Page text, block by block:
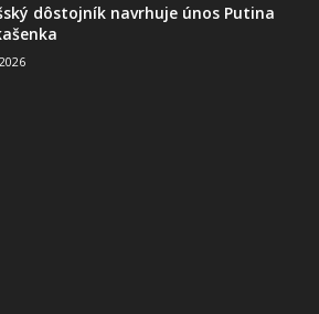
dôstojník navrhuje únos Putina